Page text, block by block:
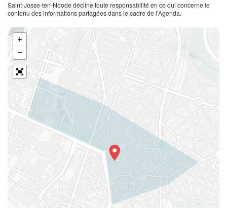
Saint-Josse-ten-Noode décline toute responsabilité en ce qui concerne le
contenu des informations partagées dans le cadre de l’Agenda.